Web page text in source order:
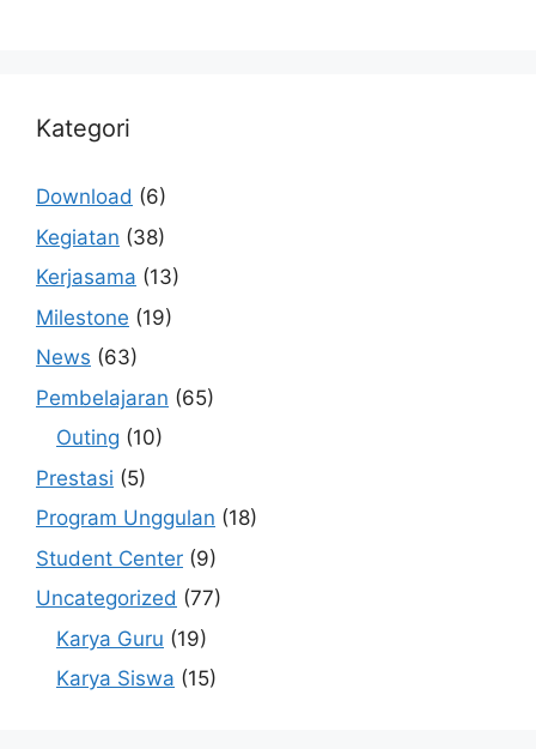
Kategori
Download (6)
Kegiatan (38)
Kerjasama (13)
Milestone (19)
News (63)
Pembelajaran (65)
Outing (10)
Prestasi (5)
Program Unggulan (18)
Student Center (9)
Uncategorized (77)
Karya Guru (19)
Karya Siswa (15)